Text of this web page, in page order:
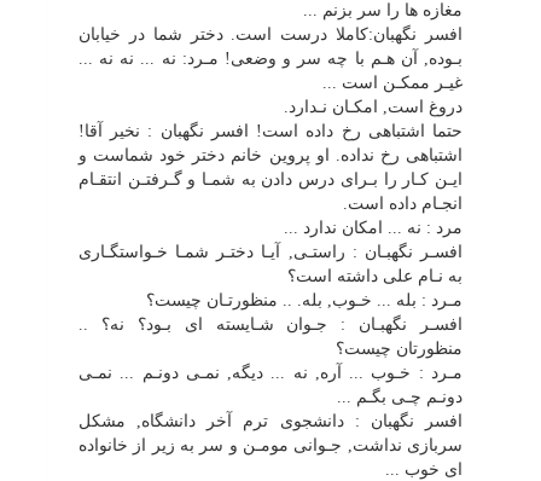
مغازه ها را سر بزنم ...
افسر نگهبان:کاملا درست است. دختر شما در خیابان
بـوده, آن هـم با چه سر و وضعى! مـرد: نه ... نه نه ...
غیـر ممکـن است ...
دروغ است, امکـان نـدارد.
حتما اشتباهى رخ داده است! افسر نگهبان : نخیر آقا!
اشتباهى رخ نداده. او پروین خانم دختر خود شماست و
ایـن کـار را بـراى درس دادن به شمـا و گـرفتـن انتقـام
انجـام داده است.
مرد : نه ... امکان ندارد ...
افسـر نگهبـان : راستـى, آیـا دختـر شمـا خـواستگـارى
به نـام على داشته است؟
مـرد : بله ... خـوب, بله. .. منظورتـان چیست؟
افسـر نگهبـان : جـوان شـایسته اى بـود؟ نه؟ ..
منظورتان چیست؟
مـرد : خـوب ... آره, نه ... دیگه, نمـى دونـم ... نمـى
دونـم چـى بگـم ...
افسر نگهبان : دانشجوى ترم آخر دانشگاه, مشکل
سربازى نداشت, جـوانى مومـن و سر به زیر از خانواده
اى خوب ...